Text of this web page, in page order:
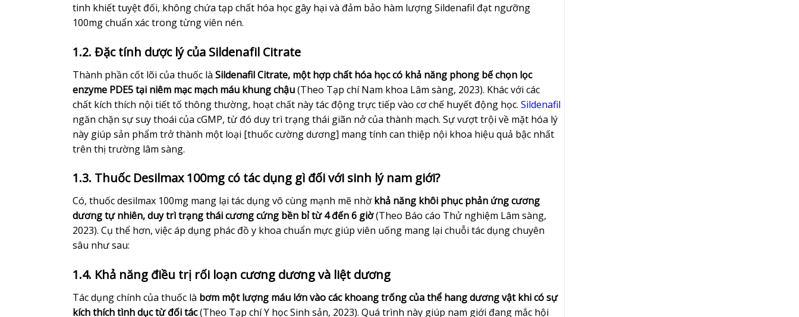
tinh khiết tuyệt đối, không chứa tạp chất hóa học gây hại và đảm bảo hàm lượng Sildenafil đạt ngưỡng
100mg chuẩn xác trong từng viên nén.
1.2. Đặc tính dược lý của Sildenafil Citrate
Thành phần cốt lõi của thuốc là Sildenafil Citrate, một hợp chất hóa học có khả năng phong bế chọn lọc
enzyme PDE5 tại niêm mạc mạch máu khung chậu(Theo Tạp chí Nam khoa Lâm sàng, 2023). Khác với các
chất kích thích nội tiết tố thông thường, hoạt chất này tác động trực tiếp vào cơ chế huyết động học. Sildenafil
ngăn chặn sự suy thoái của cGMP, từ đó duy trì trạng thái giãn nở của thành mạch. Sự vượt trội về mặt hóa lý
này giúp sản phẩm trở thành một loại [thuốc cường dương] mang tính can thiệp nội khoa hiệu quả bậc nhất
trên thị trường lâm sàng.
1.3. Thuốc Desilmax 100mg có tác dụng gì đối với sinh lý nam giới?
Có, thuốc desilmax 100mg mang lại tác dụng vô cùng mạnh mẽ nhờ khả năng khôi phục phản ứng cương
dương tự nhiên, duy trì trạng thái cương cứng bền bỉ từ 4 đến 6 giờ(Theo Báo cáo Thử nghiệm Lâm sàng,
2023). Cụ thể hơn, việc áp dụng phác đồ y khoa chuẩn mực giúp viên uống mang lại chuỗi tác dụng chuyên
sâu như sau:
1.4. Khả năng điều trị rối loạn cương dương và liệt dương
Tác dụng chính của thuốc là bơm một lượng máu lớn vào các khoang trống của thể hang dương vật khi có sự
kích thích tình dục từ đối tác(Theo Tạp chí Y học Sinh sản, 2023). Quá trình này giúp nam giới đang mắc hội